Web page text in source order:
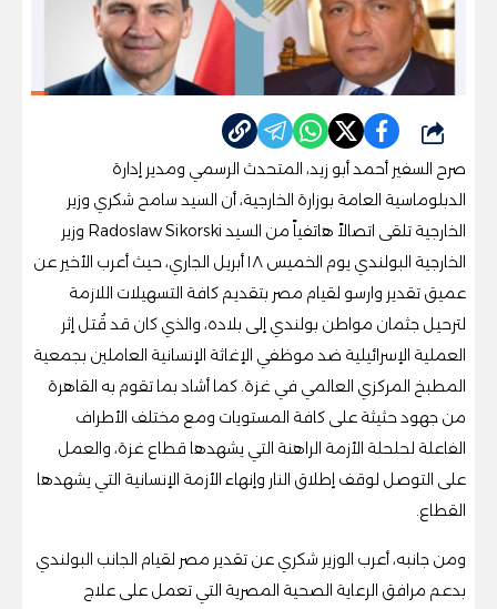
شارك
صرح السفير أحمد أبو زيد، المتحدث الرسمي ومدير إدارة
الدبلوماسية العامة بوزارة الخارجية، أن السيد سامح شكري وزير
الخارجية تلقى اتصالاً هاتفياً من السيد Radoslaw Sikorski وزير
الخارجية البولندي يوم الخميس ١٨ أبريل الجاري، حيث أعرب الأخير عن
عميق تقدير وارسو لقيام مصر بتقديم كافة التسهيلات اللازمة
لترحيل جثمان مواطن بولندي إلى بلاده، والذي كان قد قُتل إثر
العملية الإسرائيلية ضد موظفي الإغاثة الإنسانية العاملين بجمعية
المطبخ المركزي العالمي في غزة. كما أشاد بما تقوم به القاهرة
من جهود حثيثة على كافة المستويات ومع مختلف الأطراف
الفاعلة لحلحلة الأزمة الراهنة التي يشهدها قطاع غزة، والعمل
على التوصل لوقف إطلاق النار وإنهاء الأزمة الإنسانية التي يشهدها
القطاع.
ومن جانبه، أعرب الوزير شكري عن تقدير مصر لقيام الجانب البولندي
بدعم مرافق الرعاية الصحية المصرية التي تعمل على علاج